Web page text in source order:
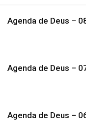
Agenda de Deus –
Agenda de Deus –
Agenda de Deus –